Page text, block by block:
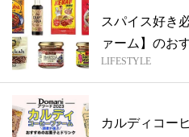
スパイス好き
ァーム】のお
LIFESTYLE
カルディコー